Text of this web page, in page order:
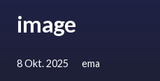
image
8 Okt. 2025 ema